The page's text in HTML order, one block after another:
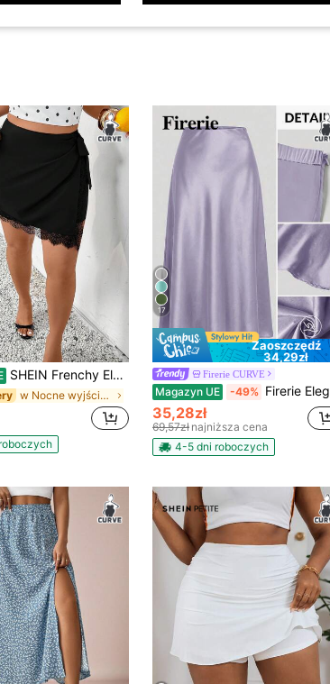
SHEIN Frenchy Eleganckie, jednokolorowe szorty z koronką i wiązaniem w talii, plus size, letnie
w Nocne wyjście Szorty w dużych rozmiarach
17
Zaoszczędź
34,29zł
Firerie CURVE
Magazyn UE -49% Firerie Elegancka spódnica biurowa w jednolitym kolorze dla kobiet plus size
35,28zł
69,57zł najniższa cena
4-5 dni roboczych